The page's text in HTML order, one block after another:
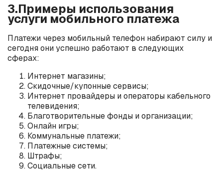
3.Примеры использования
услуги мобильного платежа
Платежи через мобильный телефон набирают силу и
сегодня они успешно работают в следующих
сферах:
Интернет магазины;
Скидочные/купонные сервисы;
Интернет провайдеры и операторы кабельного
телевидения;
Благотворительные фонды и организации;
Онлайн игры;
Коммунальные платежи;
Платежные системы;
Штрафы;
Социальные сети.